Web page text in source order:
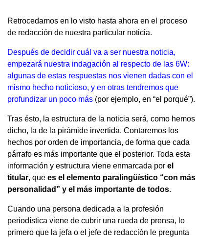
Retrocedamos en lo visto hasta ahora en el proceso
de redacción de nuestra particular noticia.
Después de decidir cuál va a ser nuestra noticia,
empezará nuestra indagación al respecto de las 6W:
algunas de estas respuestas nos vienen dadas con el
mismo hecho noticioso, y en otras tendremos que
profundizar un poco más (por ejemplo, en “el porqué”).
Tras ésto, la estructura de la noticia será, como hemos
dicho, la de la pirámide invertida. Contaremos los
hechos por orden de importancia, de forma que cada
párrafo es más importante que el posterior. Toda esta
información y estructura viene enmarcada por el
titular, que es el elemento paralingüístico “con más
personalidad” y el más importante de todos.
Cuando una persona dedicada a la profesión
periodística viene de cubrir una rueda de prensa, lo
primero que la jefa o el jefe de redacción le pregunta